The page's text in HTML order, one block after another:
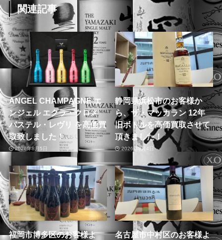
関連記事
ANGEL CHAMPAGNE エ
ンジェル エクラ・クロメ
パステル・レヴリ を高価買
取致しました！
2026年8月5日
静岡県浜松市のお客様か
ら、ザ・マッカラン 12年
旧ボトルを高価買取させて
頂きました！
2026年8月4日
福岡市博多区のお客様よ
名古屋市中村区のお客様よ